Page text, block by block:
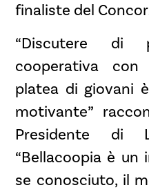
finaliste del
“Discutere di
cooperativa
platea di giovani
motivante”
Presidente di
“Bellacoopia è un
se conosciuto, il